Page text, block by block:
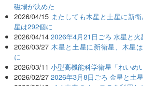
磁場が決めた
2026/04/15 またしても木星と土星に新
星は292個に
2026/04/14 2026年4月21日ごろ 水星と火
2026/03/27 木星と土星に新衛星、木星
に
2026/03/11 小型高機能科学衛星「れいめ
2026/02/27 2026年3月8日ごろ 金星と土